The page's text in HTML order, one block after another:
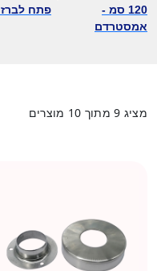
120 סמ -
אמסטרדם
פתח לברז 46×36
מציג 9מתוך 10מוצרים